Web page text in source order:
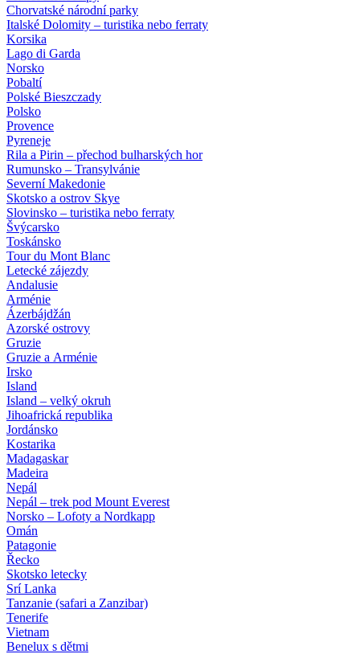
Chorvatské národní parky
Italské Dolomity – turistika nebo ferraty
Korsika
Lago di Garda
Norsko
Pobaltí
Polské Bieszczady
Polsko
Provence
Pyreneje
Rila a Pirin – přechod bulharských hor
Rumunsko – Transylvánie
Severní Makedonie
Skotsko a ostrov Skye
Slovinsko – turistika nebo ferraty
Švýcarsko
Toskánsko
Tour du Mont Blanc
Letecké zájezdy
Andalusie
Arménie
Ázerbájdžán
Azorské ostrovy
Gruzie
Gruzie a Arménie
Irsko
Island
Island – velký okruh
Jihoafrická republika
Jordánsko
Kostarika
Madagaskar
Madeira
Nepál
Nepál – trek pod Mount Everest
Norsko – Lofoty a Nordkapp
Omán
Patagonie
Řecko
Skotsko letecky
Srí Lanka
Tanzanie (safari a Zanzibar)
Tenerife
Vietnam
Benelux s dětmi